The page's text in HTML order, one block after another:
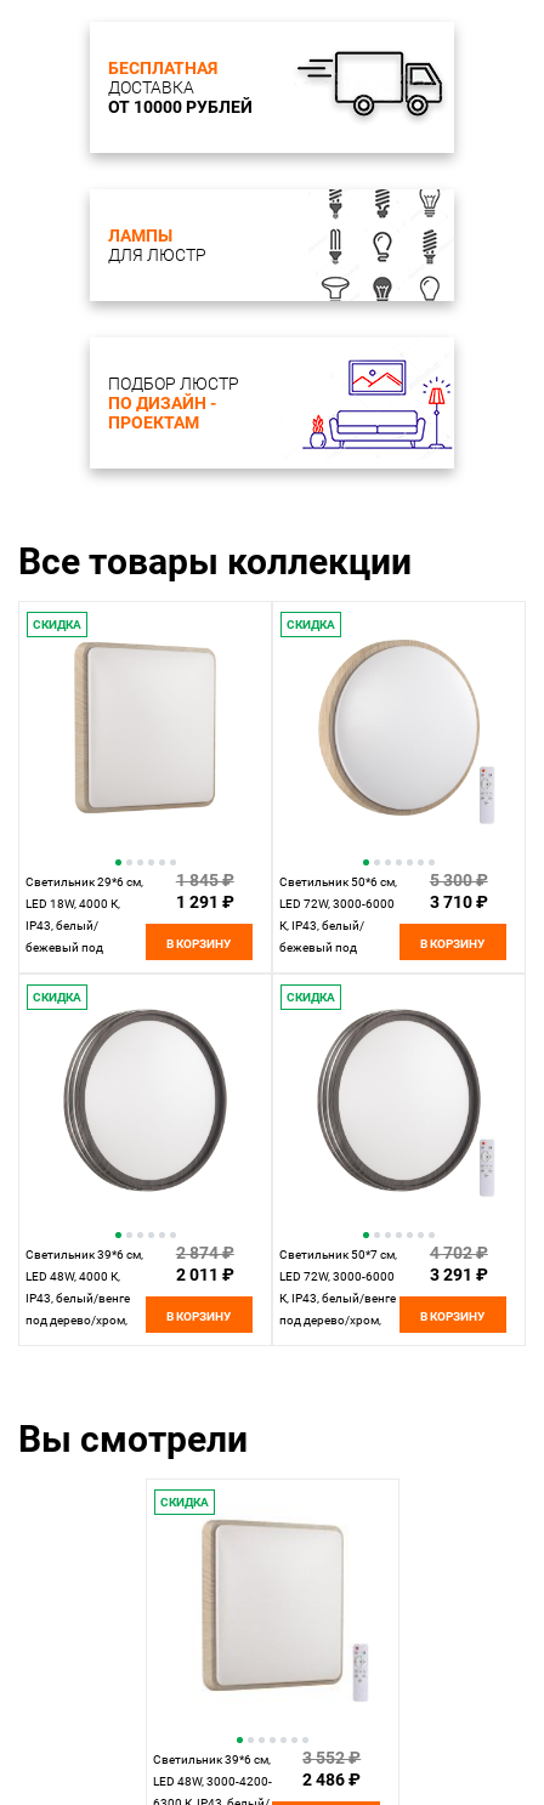
БЕСПЛАТНАЯ
ДОСТАВКА
ОТ 10000 РУБЛЕЙ
ЛАМПЫ
ДЛЯ ЛЮСТР
ПОДБОР ЛЮСТР
ПО ДИЗАЙН -
ПРОЕКТАМ
Все товары коллекции
СКИДКА
Cветильник 29*6 см,
LED 18W, 4000 К,
IP43, белый/
бежевый под
Sonex Merto,
7608/AL
1 845 ₽
1 291 ₽
В КОРЗИНУ
СКИДКА
Cветильник 50*6 см,
LED 72W, 3000-6000
К, IP43, белый/
бежевый под
Sonex Losta, 7607/EL
5 300 ₽
3 710 ₽
В КОРЗИНУ
СКИДКА
Cветильник 39*6 см,
LED 48W, 4000 К,
IP43, белый/венге
под дерево/хром,
2 874 ₽
2 011 ₽
В КОРЗИНУ
СКИДКА
Cветильник 50*7 см,
LED 72W, 3000-6000
К, IP43, белый/венге
под дерево/хром,
4 702 ₽
3 291 ₽
В КОРЗИНУ
Вы смотрели
СКИДКА
Cветильник 39*6 см,
LED 48W, 3000-4200-
3 552 ₽
2 486 ₽